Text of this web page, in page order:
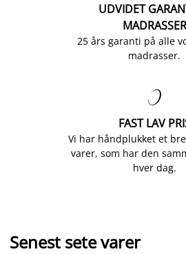
UDVIDET
MADRASSER
25 års garanti på alle
madrasser.

FAST LAV
Vi har håndplukket et
varer, som har den
hver dag.
Senest sete varer